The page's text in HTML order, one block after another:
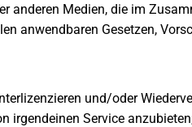
anderen Medien, die im
anwendbaren Gesetzen,
und/oder
irgendeinen Service